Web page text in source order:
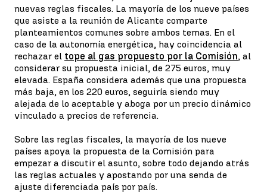
nuevas reglas fiscales. La mayoría de los nueve países
que asiste a la reunión de Alicante comparte
planteamientos comunes sobre ambos temas. En el
caso de la autonomía energética, hay coincidencia al
rechazar el tope al gas propuesto por la Comisión, al
considerar su propuesta inicial, de 275 euros, muy
elevada. España considera además que una propuesta
más baja, en los 220 euros, seguiría siendo muy
alejada de lo aceptable y aboga por un precio dinámico
vinculado a precios de referencia.
Sobre las reglas fiscales, la mayoría de los nueve
países apoya la propuesta de la Comisión para
empezar a discutir el asunto, sobre todo dejando atrás
las reglas actuales y apostando por una senda de
ajuste diferenciada país por país.